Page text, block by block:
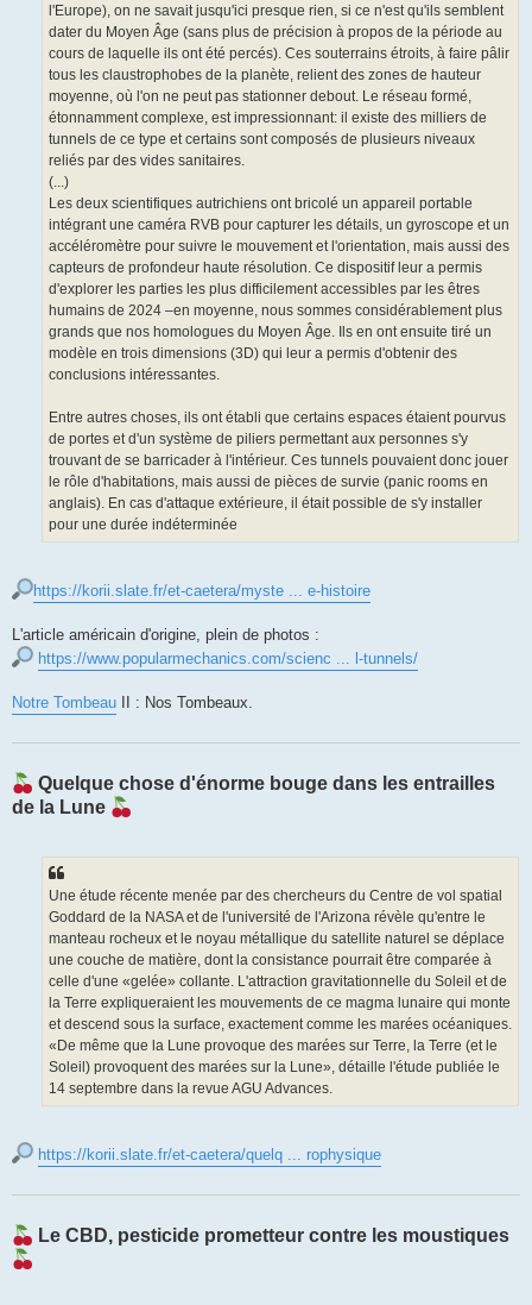
l'Europe), on ne savait jusqu'ici presque rien, si ce n'est qu'ils semblent
dater du Moyen Âge (sans plus de précision à propos de la période au
cours de laquelle ils ont été percés). Ces souterrains étroits, à faire pâlir
tous les claustrophobes de la planète, relient des zones de hauteur
moyenne, où l'on ne peut pas stationner debout. Le réseau formé,
étonnamment complexe, est impressionnant: il existe des milliers de
tunnels de ce type et certains sont composés de plusieurs niveaux
reliés par des vides sanitaires.
(...)
Les deux scientifiques autrichiens ont bricolé un appareil portable
intégrant une caméra RVB pour capturer les détails, un gyroscope et un
accéléromètre pour suivre le mouvement et l'orientation, mais aussi des
capteurs de profondeur haute résolution. Ce dispositif leur a permis
d'explorer les parties les plus difficilement accessibles par les êtres
humains de 2024 –en moyenne, nous sommes considérablement plus
grands que nos homologues du Moyen Âge. Ils en ont ensuite tiré un
modèle en trois dimensions (3D) qui leur a permis d'obtenir des
conclusions intéressantes.
Entre autres choses, ils ont établi que certains espaces étaient pourvus
de portes et d'un système de piliers permettant aux personnes s'y
trouvant de se barricader à l'intérieur. Ces tunnels pouvaient donc jouer
le rôle d'habitations, mais aussi de pièces de survie (panic rooms en
anglais). En cas d'attaque extérieure, il était possible de s'y installer
pour une durée indéterminée
https://korii.slate.fr/et-caetera/myste ... e-histoire
L'article américain d'origine, plein de photos :
https://www.popularmechanics.com/scienc ... l-tunnels/
Notre Tombeau II : Nos Tombeaux.
Quelque chose d'énorme bouge dans les entrailles
de la Lune
Une étude récente menée par des chercheurs du Centre de vol spatial
Goddard de la NASA et de l'université de l'Arizona révèle qu'entre le
manteau rocheux et le noyau métallique du satellite naturel se déplace
une couche de matière, dont la consistance pourrait être comparée à
celle d'une «gelée» collante. L'attraction gravitationnelle du Soleil et de
la Terre expliqueraient les mouvements de ce magma lunaire qui monte
et descend sous la surface, exactement comme les marées océaniques.
«De même que la Lune provoque des marées sur Terre, la Terre (et le
Soleil) provoquent des marées sur la Lune», détaille l'étude publiée le
14 septembre dans la revue AGU Advances.
https://korii.slate.fr/et-caetera/quelq ... rophysique
Le CBD, pesticide prometteur contre les moustiques